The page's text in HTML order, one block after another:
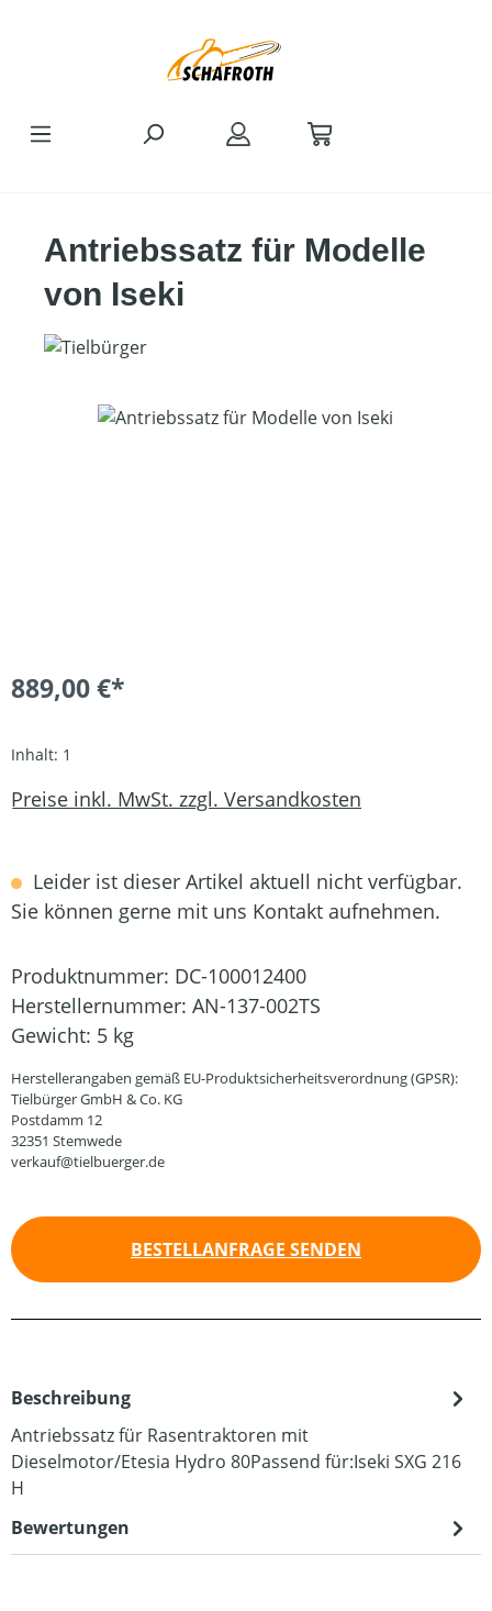
Antriebssatz für Modelle
von Iseki
Bildergalerie überspringen
889,00 €*
Inhalt: 1
Preise inkl. MwSt. zzgl. Versandkosten
Leider ist dieser Artikel aktuell nicht verfügbar.
Sie können gerne mit uns Kontakt aufnehmen.
Produktnummer: DC-100012400
Herstellernummer: AN-137-002TS
Gewicht: 5 kg
Herstellerangaben gemäß EU-Produktsicherheitsverordnung (GPSR):
Tielbürger GmbH & Co. KG
Postdamm 12
32351 Stemwede
verkauf@tielbuerger.de
BESTELLANFRAGE SENDEN
Beschreibung
Antriebssatz für Rasentraktoren mit
Dieselmotor/Etesia Hydro 80Passend für:Iseki SXG 216
H
Bewertungen